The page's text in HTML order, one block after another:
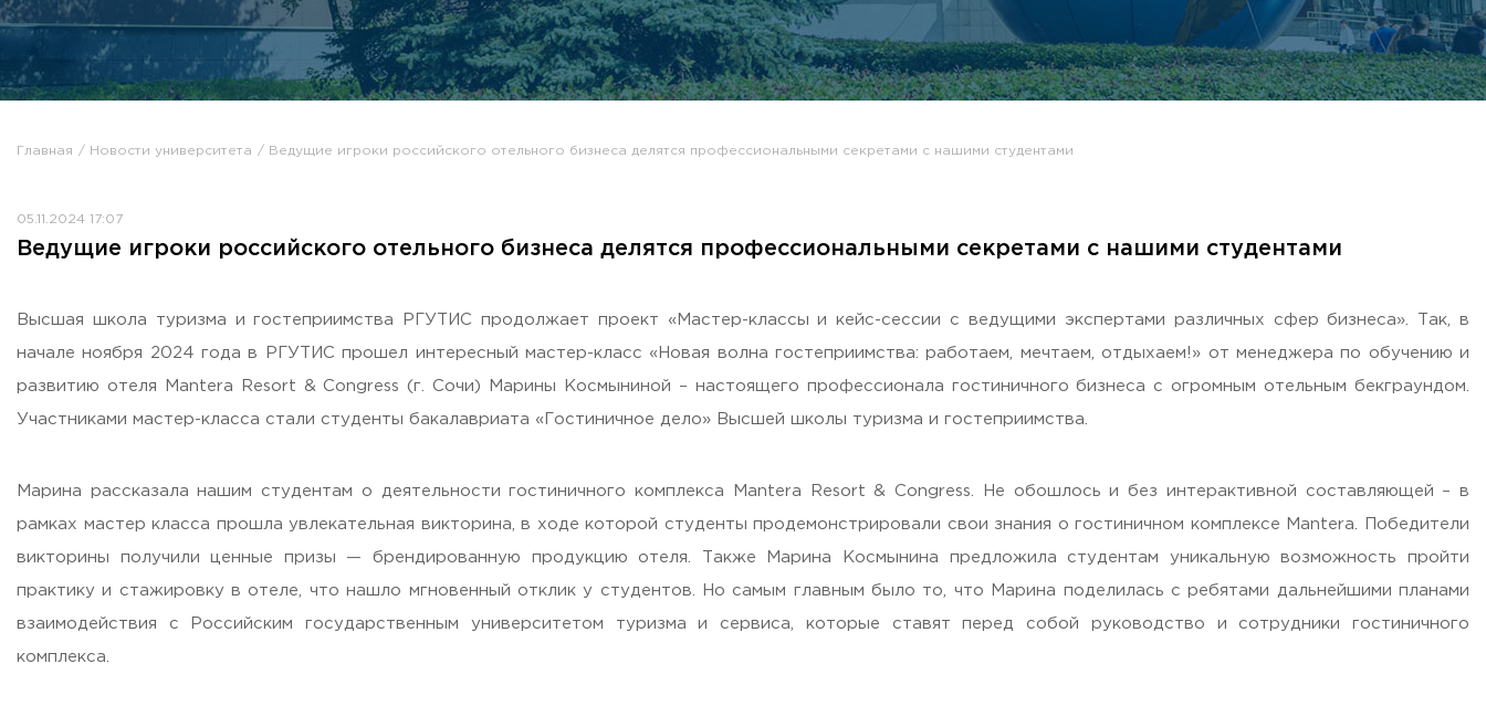
Высшие школы / Институты / Департаменты
Дополнительное образование
Федеральный ресурсный центр
Вакантные места для приема (перевода)
Жилищно-коммунальное хозяйство
Визово-регистрационное сопровождение иностранных граждан
Партнерские проекты
Олимпиады
Политика доступа, авторских прав и лицензирования
Фирменный стиль
I Международный туристско-образовательный конгресс «Гостеприимная Россия»
Молодежный фестиваль культурного туризма «КульTURа»
XXX-я Международная научно-практическая конференция «Наука – Сервису»
Антимонопольный комплаенс
Бесплатная юридическая помощь
Главная Новости университета Ведущие игроки российского отельного бизнеса делятся профессиональными секретами с нашими студентами
05.11.2024 17:07
Ведущие игроки российского отельного бизнеса делятся профессиональными секретами с нашими студентами
Высшая школа туризма и гостеприимства РГУТИС продолжает проект «Мастер-классы и кейс-сессии с ведущими экспертами различных сфер бизнеса». Так, в
начале ноября 2024 года в РГУТИС прошел интересный мастер-класс «Новая волна гостеприимства: работаем, мечтаем, отдыхаем!» от менеджера по обучению и
развитию отеля Mantera Resort & Congress (г. Сочи) Марины Космыниной – настоящего профессионала гостиничного бизнеса с огромным отельным бекграундом.
Участниками мастер-класса стали студенты бакалавриата «Гостиничное дело» Высшей школы туризма и гостеприимства.
Марина рассказала нашим студентам о деятельности гостиничного комплекса Mantera Resort & Congress. Не обошлось и без интерактивной составляющей – в
рамках мастер класса прошла увлекательная викторина, в ходе которой студенты продемонстрировали свои знания о гостиничном комплексе Mantera. Победители
викторины получили ценные призы — брендированную продукцию отеля. Также Марина Космынина предложила студентам уникальную возможность пройти
практику и стажировку в отеле, что нашло мгновенный отклик у студентов. Но самым главным было то, что Марина поделилась с ребятами дальнейшими планами
взаимодействия с Российским государственным университетом туризма и сервиса, которые ставят перед собой руководство и сотрудники гостиничного
комплекса.